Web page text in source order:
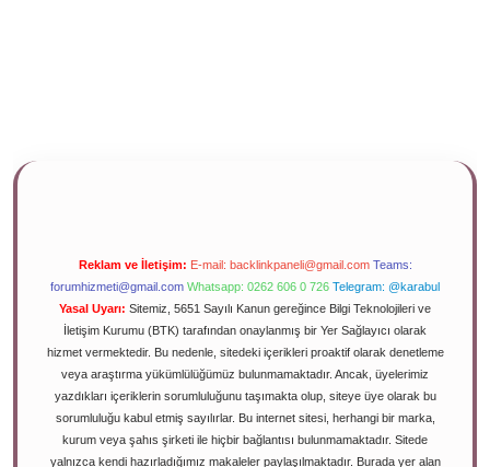
Reklam ve İletişim: E-mail: backlinkpaneli@gmail.com Teams:
forumhizmeti@gmail.com Whatsapp: 0262 606 0 726 Telegram: @karabul
Yasal Uyarı: Sitemiz, 5651 Sayılı Kanun gereğince Bilgi Teknolojileri ve
İletişim Kurumu (BTK) tarafından onaylanmış bir Yer Sağlayıcı olarak
hizmet vermektedir. Bu nedenle, sitedeki içerikleri proaktif olarak denetleme
veya araştırma yükümlülüğümüz bulunmamaktadır. Ancak, üyelerimiz
yazdıkları içeriklerin sorumluluğunu taşımakta olup, siteye üye olarak bu
sorumluluğu kabul etmiş sayılırlar. Bu internet sitesi, herhangi bir marka,
kurum veya şahıs şirketi ile hiçbir bağlantısı bulunmamaktadır. Sitede
yalnızca kendi hazırladığımız makaleler paylaşılmaktadır. Burada yer alan